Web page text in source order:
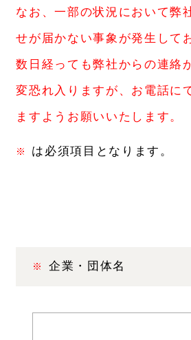
なお、一部の状況において弊
せが届かない事象が発生して
数日経っても弊社からの連絡
変恐れ入りますが、お電話に
ますようお願いいたします。
※ は必須項目となります。
企業・団体名